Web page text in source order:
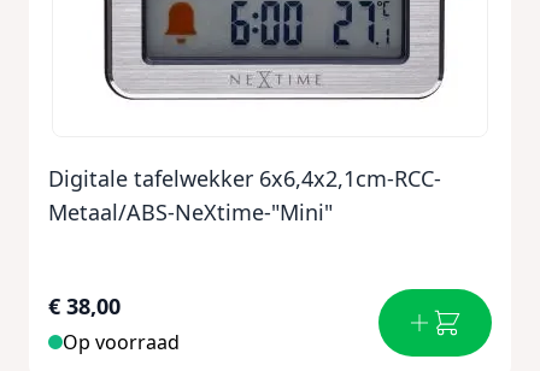
Digitale tafelwekker 6x6,4x2,1cm-RCC-
Metaal/ABS-NeXtime-"Mini"
€ 38,00
Op voorraad